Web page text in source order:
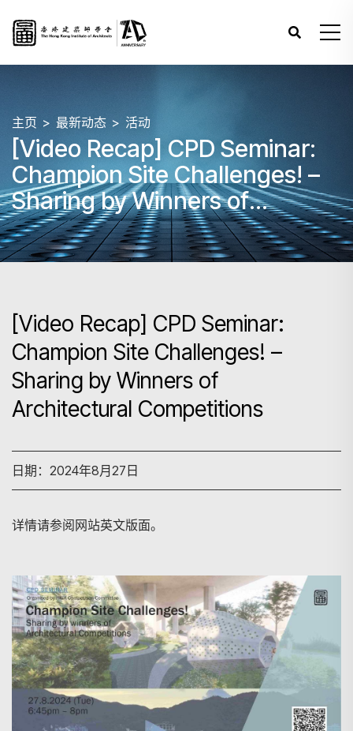
主页 最新动态 活动
[Video Recap] CPD Seminar:
Champion Site Challenges! –
Sharing by Winners of
Architectural Competitions
[Video Recap] CPD Seminar:
Champion Site Challenges! –
Sharing by Winners of
Architectural Competitions
日期：2024年8月27日
详情请参阅网站英文版面。